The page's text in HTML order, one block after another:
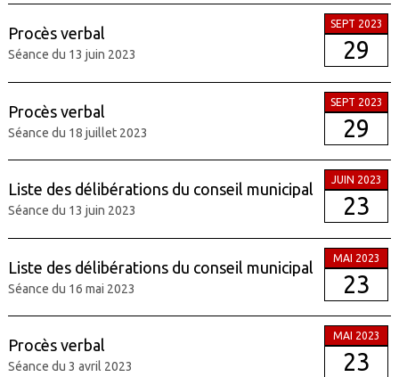
Procès verbal
Séance du 13 juin 2023
SEPT 2023
29
Procès verbal
Séance du 18 juillet 2023
SEPT 2023
29
Liste des délibérations du conseil municipal
Séance du 13 juin 2023
JUIN 2023
23
Liste des délibérations du conseil municipal
Séance du 16 mai 2023
MAI 2023
23
Procès verbal
Séance du 3 avril 2023
MAI 2023
23